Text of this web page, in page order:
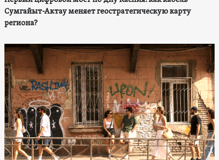
Сумгайыт-Актау меняет геостратегическую карту
региона?